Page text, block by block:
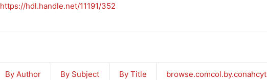
https://hdl.handle.net/11191/352
By Author By Subject By Title browse.comcol.by.conahcyt